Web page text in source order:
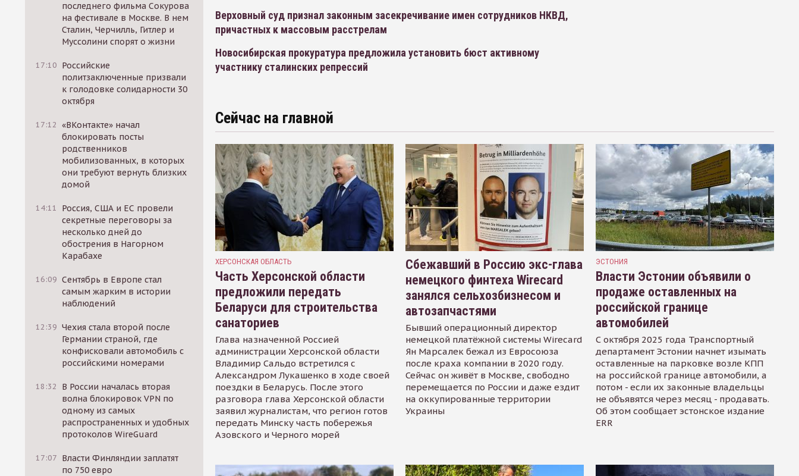
последнего фильма Сокурова
на фестивале в Москве. В нем
Сталин, Черчилль, Гитлер и
Муссолини спорят о жизни
17:10 Российские
политзаключенные призвали
к голодовке солидарности 30
октября
17:12 «ВКонтакте» начал
блокировать посты
родственников
мобилизованных, в которых
они требуют вернуть близких
домой
14:11
Россия, США и ЕС провели
секретные переговоры за
несколько дней до
обострения в Нагорном
Карабахе
16:09 Сентябрь в Европе стал
самым жарким в истории
наблюдений
12:39 Чехия стала второй после
Германии страной, где
конфисковали автомобиль с
российскими номерами
18:32
В России началась вторая
волна блокировок VPN по
одному из самых
распространенных и удобных
протоколов WireGuard
17:07 Власти Финляндии заплатят
по 750 евро
Верховный суд признал законным засекречивание имен сотрудников НКВД,
причастных к массовым расстрелам
Новосибирская прокуратура предложила установить бюст активному
участнику сталинских репрессий
Сейчас на главной
ХЕРСОНСКАЯ ОБЛАСТЬ
Часть Херсонской области
предложили передать
Беларуси для строительства
санаториев
Глава назначенной Россией
администрации Херсонской области
Владимир Сальдо встретился с
Александром Лукашенко в ходе своей
поездки в Беларусь. После этого
разговора глава Херсонской области
заявил журналистам, что регион готов
передать Минску часть побережья
Азовского и Черного морей
Сбежавший в Россию экс-глава
немецкого финтеха Wirecard
занялся сельхозбизнесом и
автозапчастями
Бывший операционный директор
немецкой платёжной системы Wirecard
Ян Марсалек бежал из Евросоюза
после краха компании в 2020 году.
Сейчас он живёт в Москве, свободно
перемещается по России и даже ездит
на оккупированные территории
Украины
ЭСТОНИЯ
Власти Эстонии объявили о
продаже оставленных на
российской границе
автомобилей
С октября 2025 года Транспортный
департамент Эстонии начнет изымать
оставленные на парковке возле КПП
на российской границе автомобили, а
потом - если их законные владельцы
не объявятся через месяц - продавать.
Об этом сообщает эстонское издание
ERR